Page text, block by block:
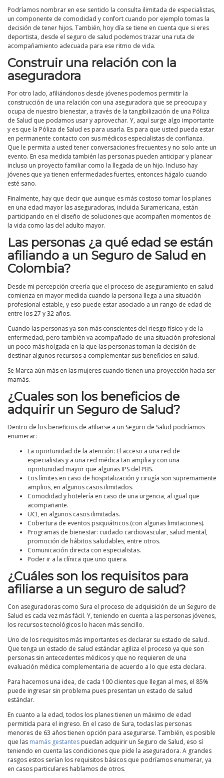
Podríamos nombrar en ese sentido la consulta ilimitada de especialistas,
un componente de comodidad y confort cuando por ejemplo tomas la
decisión de tener hijos. También, hoy día se tiene en cuenta que si eres
deportista, desde el seguro de salud podemos trazar una ruta de
acompañamiento adecuada para ese ritmo de vida.
Construir una relación con la
aseguradora
Por otro lado, afiliándonos desde jóvenes podemos permitir la
construcción de una relación con una aseguradora que se preocupa y
ocupa de nuestro bienestar, a través de la tangibilización de una Póliza
de Salud que podamos usar y aprovechar. Y, aquí surge algo importante
y es que la Póliza de Salud es para usarla. Es para que usted pueda estar
en permanente contacto con sus médicos especialistas de confianza.
Que le permita a usted tener conversaciones frecuentes y no solo ante un
evento. En esa medida también las personas pueden anticipar y planear
incluso un proyecto familiar como la llegada de un hijo. Incluso hay
jóvenes que ya tienen enfermedades fuertes, entonces hágalo cuando
esté sano.
Finalmente, hay que decir que aunque es más costoso tomar los planes
en una edad mayor las aseguradoras, incluida Suramericana, están
participando en el diseño de soluciones que acompañen momentos de
la vida como las del adulto mayor.
Las personas ¿a qué edad se están
afiliando a un Seguro de Salud en
Colombia?
Desde mi percepción creería que el proceso de aseguramiento en salud
comienza en mayor medida cuando la persona llega a una situación
profesional estable, y eso puede estar asociado a un rango de edad de
entre los 27 y 32 años.
Cuando las personas ya son más conscientes del riesgo físico y de la
enfermedad, pero también va acompañado de una situación profesional
un poco más holgada en la que las personas toman la decisión de
destinar algunos recursos a complementar sus beneficios en salud.
Se Marca aún más en las mujeres cuando tienen una proyección hacia ser
mamás.
¿Cuales son los beneficios de
adquirir un Seguro de Salud?
Dentro de los beneficios de afiliarse a un Seguro de Salud podríamos
enumerar:
La oportunidad de la atención: El acceso a una red de
especialistas y a una red médica tan amplia y con una
oportunidad mayor que algunas IPS del PBS.
Los límites en caso de hospitalización y cirugía son supremamente
amplios, en algunos casos ilimitados.
Comodidad y hotelería en caso de una urgencia, al igual que
acompañante.
UCI, en algunos casos ilimitadas.
Cobertura de eventos psiquiátricos (con algunas limitaciones).
Programas de bienestar: cuidado cardiovascular, salud mental,
promoción de hábitos saludables, entre otros.
Comunicación directa con especialistas.
Poder ir a la clínica que uno quiera.
¿Cuáles son los requisitos para
afiliarse a un seguro de salud?
Con aseguradoras como Sura el proceso de adquisición de un Seguro de
Salud es cada vez más fácil. Y, teniendo en cuenta a las personas jóvenes,
los recursos tecnológicos lo hacen más sencillo.
Uno de los requisitos más importantes es declarar su estado de salud.
Que tenga un estado de salud estándar agiliza el proceso ya que son
personas sin antecedentes médicos y que no requieren de una
evaluación médica complementaria de acuerdo a lo que esta declara.
Para hacernos una idea, de cada 100 clientes que llegan al mes, el 85%
puede ingresar sin problema pues presentan un estado de salud
estándar.
En cuanto a la edad, todos los planes tienen un máximo de edad
permitida para el ingreso. En el caso de Sura, todas las personas
menores de 63 años tienen opción para asegurarse. También, es posible
que las mamás gestantes puedan adquirir un Seguro de Salud, eso sí
teniendo en cuenta las condiciones que pide la aseguradora. A grandes
rasgos estos serían los requisitos básicos que podríamos enumerar, ya
en casos particulares hablamos de otros.